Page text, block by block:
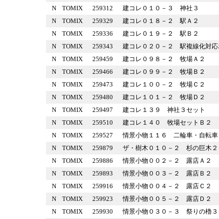
N TOMIX 259312
建コレ０１０－３ 神社３
N
TOMIX 259329
建コレ０１８－２ 駅Ａ２
N
TOMIX 259336
建コレ０１９－２ 駅Ｂ２
N
TOMIX 259343
建コレ０２０－２ 駅複線化
N
TOMIX 259459
建コレ０９８－２ 牧場Ａ２
N
TOMIX 259466
建コレ０９９－２ 牧場Ｂ２
N
TOMIX 259473
建コレ１００－２ 牧場Ｃ２
N
TOMIX 259480
建コレ１０１－２ 牧場Ｄ２
N
TOMIX 259497
建コレ１３９ 神社３セット
N
TOMIX 259510
建コレ１４０ 牧場セットＢ
N
TOMIX 259527
情景小物１１６ 二輪車・自
N
TOMIX 259879
ザ・樹木０１０－２ 杉の巨
N
TOMIX 259886
情景小物００２－２ 露店Ａ
N
TOMIX 259893
情景小物００３－２ 露店Ｂ
N
TOMIX 259916
情景小物００４－２ 露店Ｃ
N
TOMIX 259923
情景小物００５－２ 露店Ｄ
N
TOMIX 259930 情景小物０３０－３ 祭りの